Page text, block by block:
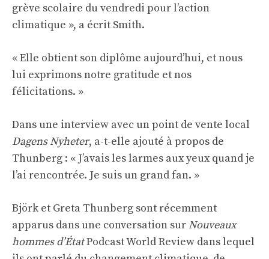
grève scolaire du vendredi pour l’action
climatique », a écrit Smith.
« Elle obtient son diplôme aujourd’hui, et nous
lui exprimons notre gratitude et nos
félicitations. »
Dans une interview avec un point de vente local
Dagens Nyheter, a-t-elle ajouté à propos de
Thunberg : « J’avais les larmes aux yeux quand je
l’ai rencontrée. Je suis un grand fan. »
Björk et Greta Thunberg sont récemment
apparus dans une conversation surNouveaux
hommes d’ÉtatPodcast World Review dans lequel